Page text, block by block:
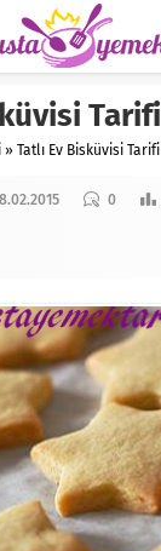
Tarifi
» Tatlı Ev Bisküvisi Tarifi
0